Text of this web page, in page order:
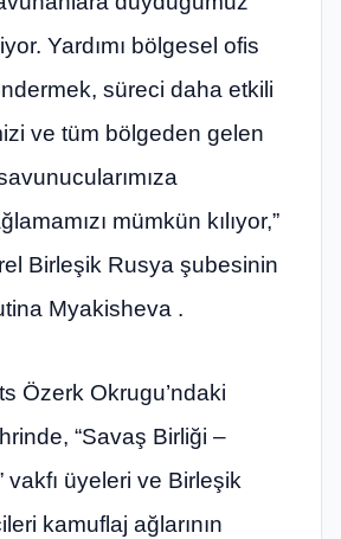
Yardımı bölgesel ofis
süreci daha etkili
ve tüm bölgeden gelen
mümkün kılıyor,”
Birleşik Rusya şubesinin
Myakisheva .
Özerk Okrugu’ndaki
“Savaş Birliği –
vakfı üyeleri ve Birleşik
kamuflaj ağlarının